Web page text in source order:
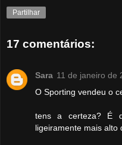
Partilhar
17 comentários:
Sara 11 de janeiro de
O Sporting vendeu o
tens a certeza? É
ligeiramente mais alto